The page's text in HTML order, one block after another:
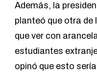
Además, la
planteó que otra
que ver con
estudiantes
opinó que esto